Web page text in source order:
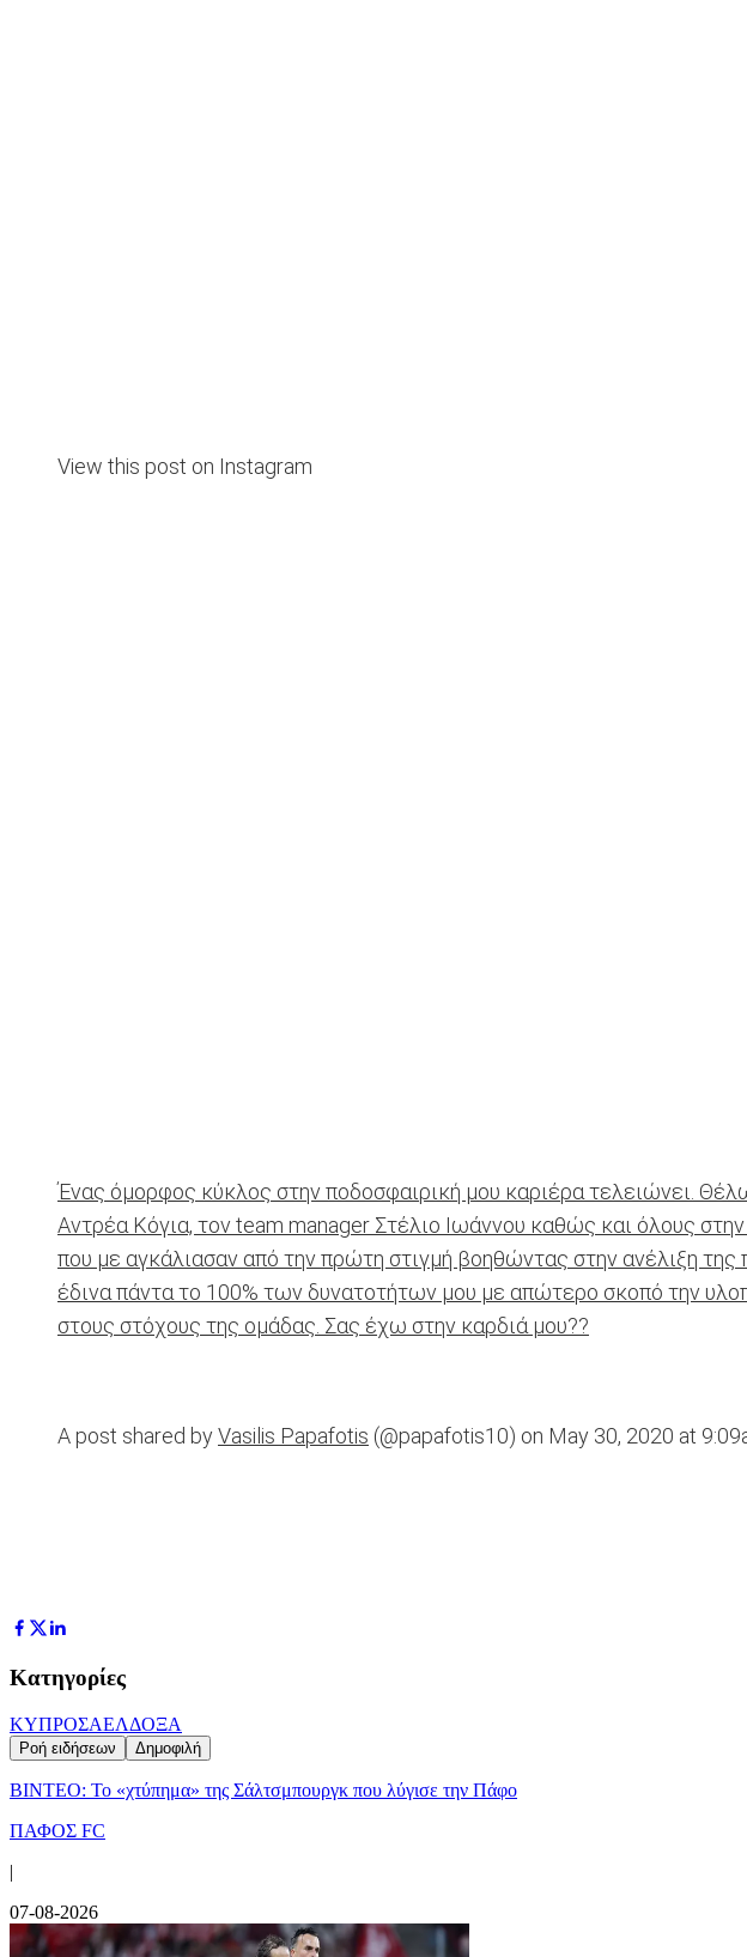
View this post on Instagram
Ένας όμορφος κύκλος στην ποδοσφαιρική μου καριέρα τελειώνει.
Αντρέα Κόγια, τον team manager Στέλιο Ιωάννου καθώς και όλους
που με αγκάλιασαν από την πρώτη στιγμή βοηθώντας στην ανέλιξη
έδινα πάντα το 100% των δυνατοτήτων μου με απώτερο σκοπό την
στους στόχους της ομάδας. Σας έχω στην καρδιά μου??
A post shared byVasilis Papafotis (@papafotis10) on May 30, 2020 at
Κατηγορίες
ΚΥΠΡΟΣΑΕΛΔΟΞΑ
Ροή ειδήσεων Δημοφιλή
ΒΙΝΤΕΟ: Το «χτύπημα» της Σάλτσμπουργκ που λύγισε την Πάφο
ΠΑΦΟΣ FC
|
07-08-2026